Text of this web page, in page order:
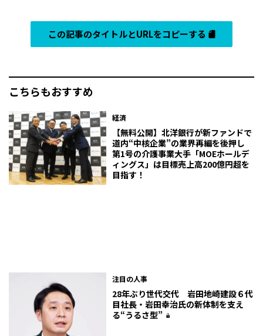
この記事のタイトルとURLをコピーする
こちらもおすすめ
経済
【無料公開】北洋銀行が新ファンドで
道内“中核企業”の業界再編を後押し
第1号の介護事業大手「MOEホールデ
ィングス」は目標売上高200億円超を
目指す！
注目の人事
28年ぶり世代交代 岩田地崎建設６代
目社長・岩田幸治氏の新体制を支え
る“うるさ型”